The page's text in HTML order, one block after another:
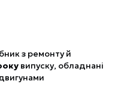
з ремонту й
випуску, обладнані